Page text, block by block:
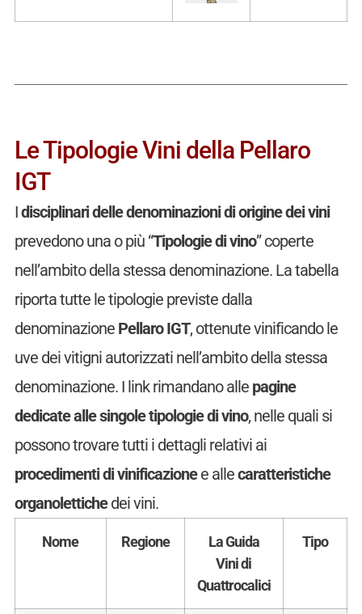
Le Tipologie Vini della Pellaro
IGT
Idisciplinari delle denominazioni di origine dei vini
prevedono una o più “Tipologie di vino” coperte
nell’ambito della stessa denominazione. La tabella
riporta tutte le tipologie previste dalla
denominazione Pellaro IGT, ottenute vinificando le
uve dei vitigni autorizzati nell’ambito della stessa
denominazione. I link rimandano alle pagine
dedicate alle singole tipologie di vino, nelle quali si
possono trovare tutti i dettagli relativi ai
procedimenti di vinificazionee allecaratteristiche
organolettichedei vini.
Nome Regione
La Guida
Vini di
Quattrocalici
Tipo